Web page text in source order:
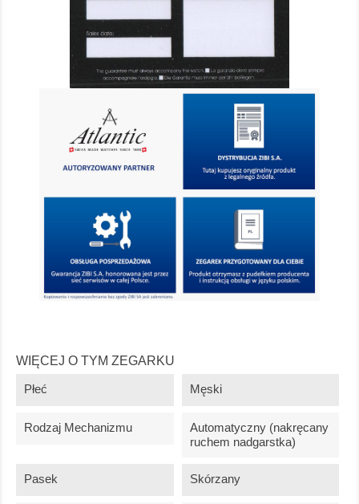
WIĘCEJ O TYM ZEGARKU
Płeć Męski
Rodzaj Mechanizmu
Automatyczny (nakręcany
ruchem nadgarstka)
Pasek Skórzany